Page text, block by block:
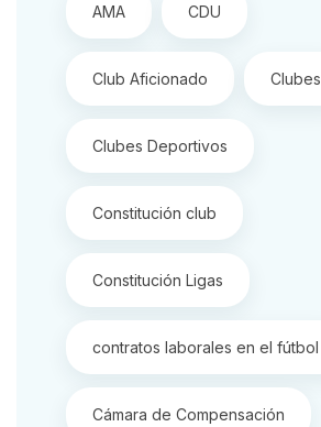
AMA CDU
Club Aficionado Clubes
Clubes Deportivos
Constitución club
Constitución Ligas
contratos laborales en el fútbol
Cámara de Compensación